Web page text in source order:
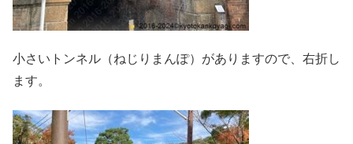
小さいトンネル（ねじりまんぽ）がありますので、右折し
ます。